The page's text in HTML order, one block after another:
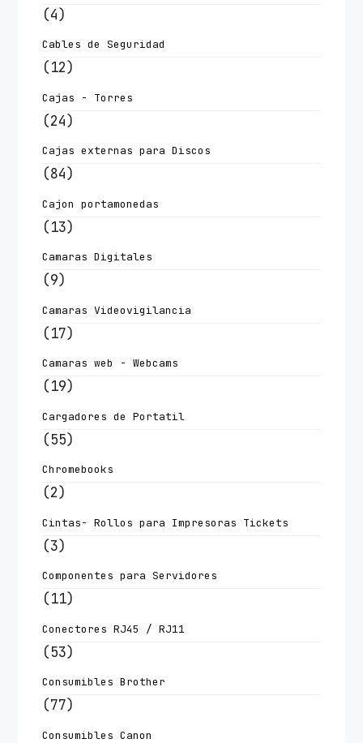
(4)
Cables de Seguridad
(12)
Cajas - Torres
(24)
Cajas externas para Discos
(84)
Cajon portamonedas
(13)
Camaras Digitales
(9)
Camaras Videovigilancia
(17)
Camaras web - Webcams
(19)
Cargadores de Portatil
(55)
Chromebooks
(2)
Cintas- Rollos para Impresoras Tickets
(3)
Componentes para Servidores
(11)
Conectores RJ45 / RJ11
(53)
Consumibles Brother
(77)
Consumibles Canon